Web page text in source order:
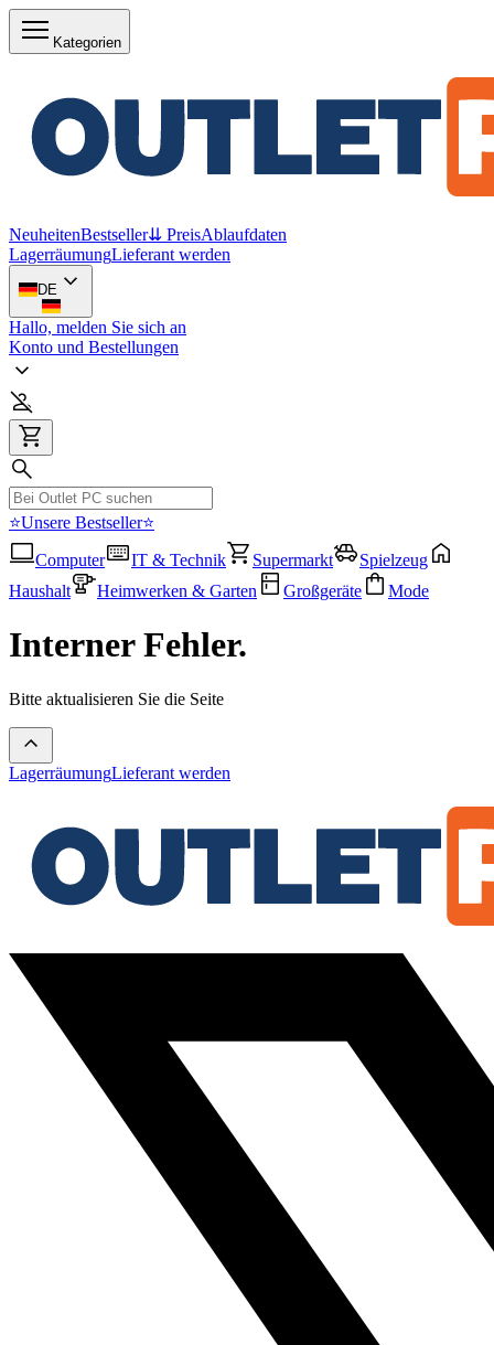
Kategorien
NeuheitenBestseller⇊ PreisAblaufdaten
LagerräumungLieferant werden
DE
Hallo, melden Sie sich an
Konto und Bestellungen
⭐Unsere Bestseller⭐
Computer
IT & Technik Supermarkt
Spielzeug
Haushalt
Heimwerken & Garten Großgeräte Mode
Interner Fehler.
Bitte aktualisieren Sie die Seite
LagerräumungLieferant werden